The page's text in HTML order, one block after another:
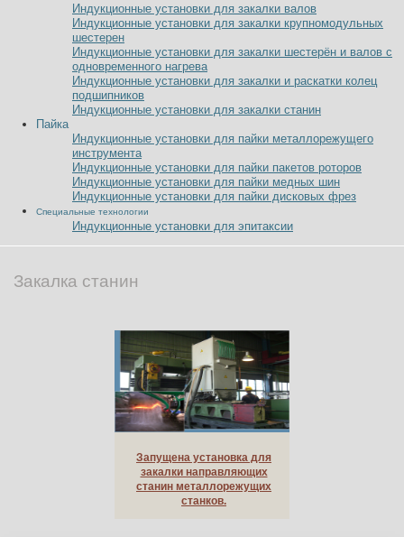
Индукционные установки для закалки валов
Индукционные установки для закалки крупномодульных
шестерен
Индукционные установки для закалки шестерён и валов с
одновременного нагрева
Индукционные установки для закалки и раскатки колец
подшипников
Индукционные установки для закалки станин
Пайка
Индукционные установки для пайки металлорежущего
инструмента
Индукционные установки для пайки пакетов роторов
Индукционные установки для пайки медных шин
Индукционные установки для пайки дисковых фрез
Специальные технологии
Индукционные установки для эпитаксии
Закалка станин
Запущена установка для
закалки направляющих
станин металлорежущих
станков.